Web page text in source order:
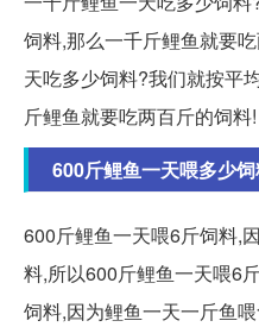
饲料,那么一千斤鲤鱼就要
天吃多少饲料?我们就按平
斤鲤鱼就要吃两百斤的饲料!
600斤鲤鱼一天喂多少
600斤鲤鱼一天喂6斤饲料,
料,所以600斤鲤鱼一天喂6
饲料,因为鲤鱼一天一斤鱼